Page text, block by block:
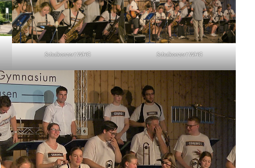
Schulkonzert WHG
Schulkonzert WHG